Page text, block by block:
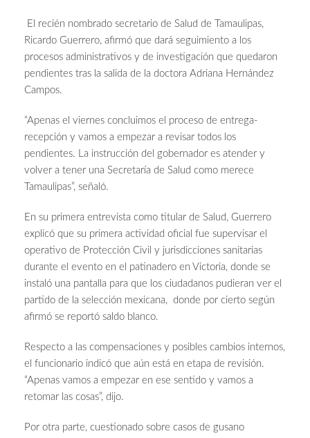
El recién nombrado secretario de Salud de Tamaulipas,
Ricardo Guerrero, afirmó que dará seguimiento a los
procesos administrativos y de investigación que quedaron
pendientes tras la salida de la doctora Adriana Hernández
Campos.
“Apenas el viernes concluimos el proceso de entrega-
recepción y vamos a empezar a revisar todos los
pendientes. La instrucción del gobernador es atender y
volver a tener una Secretaría de Salud como merece
Tamaulipas”, señaló.
En su primera entrevista como titular de Salud, Guerrero
explicó que su primera actividad oficial fue supervisar el
operativo de Protección Civil y jurisdicciones sanitarias
durante el evento en el patinadero en Victoria, donde se
instaló una pantalla para que los ciudadanos pudieran ver el
partido de la selección mexicana, donde por cierto según
afirmó se reportó saldo blanco.
Respecto a las compensaciones y posibles cambios internos,
el funcionario indicó que aún está en etapa de revisión.
“Apenas vamos a empezar en ese sentido y vamos a
retomar las cosas”, dijo.
Por otra parte, cuestionado sobre casos de gusano